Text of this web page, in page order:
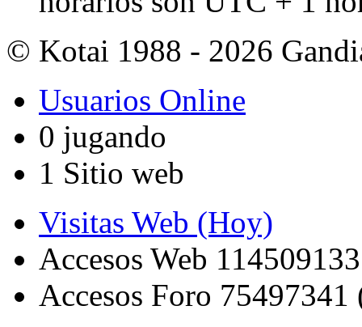
© Kotai 1988 - 2026
Usuarios Online
0 jugando
1 Sitio web
Visitas Web (Hoy)
Accesos Web
Accesos Foro 75497341